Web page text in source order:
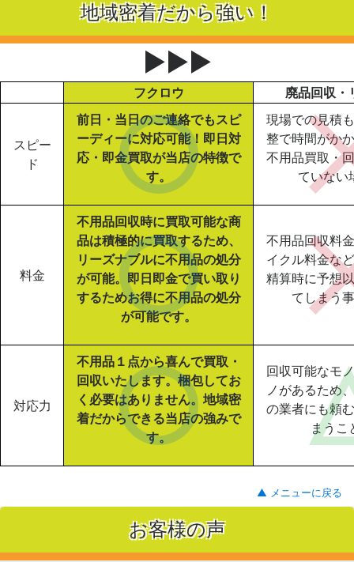
地域密着だから強い！
▶▶▶
フクロウ 廃品回収・
スピー
ド
前日・当日のご連絡でもスピ
ーディーに対応可能！即日対
応・即金買取が当店の特徴で
す。
現場での見積
整で時間がか
不用品買取・
ていない
料金
不用品回収時に買取可能な商
品は積極的に買取するため、
リーズナブルに不用品の処分
が可能。即日即金で買い取り
するためお得に不用品の処分
が可能です。
不用品回収料
イクル料金な
精算時に予想
てしまう
対応力
不用品１点から喜んで買取・
回収いたします。梱包してお
く必要はありません。地域密
着だからできる当店の強みで
す。
回収可能なモ
ノがあるため
の業者にも頼
まうこ
▲ メニューに戻る
お客様の声